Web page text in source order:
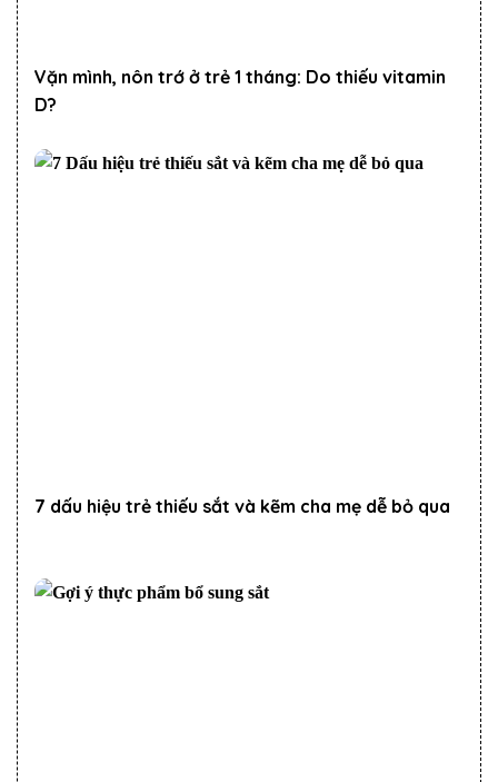
Vặn mình, nôn trớ ở trẻ 1 tháng: Do thiếu vitamin
D?
7 dấu hiệu trẻ thiếu sắt và kẽm cha mẹ dễ bỏ qua